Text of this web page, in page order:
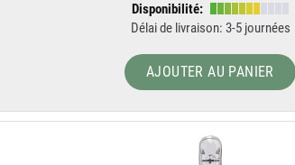
Disponibilité:
Délai de livraison: 3-5 journées
AJOUTER AU PANIER